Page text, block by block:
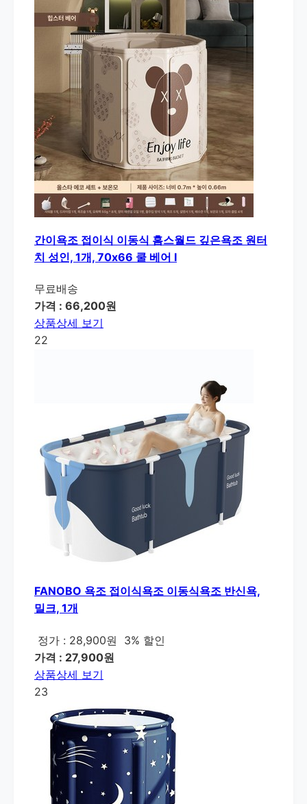
간이욕조 접이식 이동식 홈스월드 깊은욕조 원터
치 성인, 1개, 70x66 쿨 베어 I
무료배송
가격 : 66,200원
상품상세 보기
22
FANOBO 욕조 접이식욕조 이동식욕조 반신욕,
밀크, 1개
정가 : 28,900원
3% 할인
가격 : 27,900원
상품상세 보기
23